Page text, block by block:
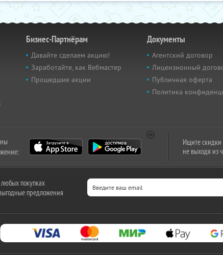
Бизнес-Партнёрам
Давайте сделаем акцию!
Заработайте, как Вебмастер
Прошедшие акции
Документы
Агентский договор
Лицензионный
Публичная оферта
Политика
Ищите скидки
не выходя из
покупках
предложения